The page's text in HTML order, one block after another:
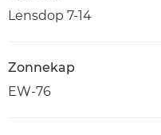
Lensdop 7-14
Zonnekap
EW-76